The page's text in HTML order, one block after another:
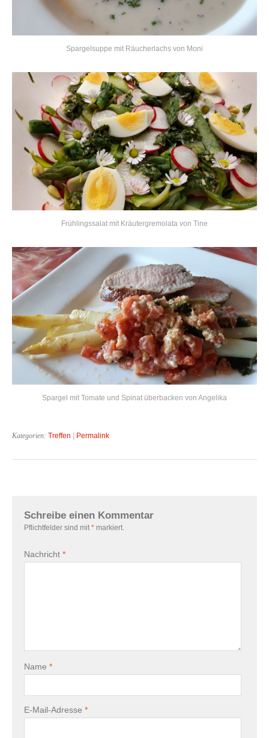
Spargelsuppe mit Räucherlachs von Moni
Frühlingssalat mit Kräutergremolata von Tine
Spargel mit Tomate und Spinat überbacken von Angelika
Kategorien: Treffen Permalink
Schreibe einen Kommentar
Pflichtfelder sind mit * markiert.
Nachricht *
Name *
E-Mail-Adresse *